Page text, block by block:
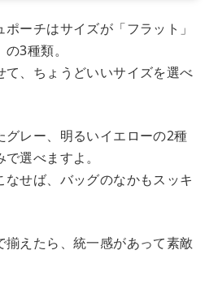
ーチはサイズが「フラット」
3種類。
て、ちょうどいいサイズを選べ
グレー、明るいイエローの2種
選べますよ。
せば、バッグのなかもスッキ
えたら、統一感があって素敵